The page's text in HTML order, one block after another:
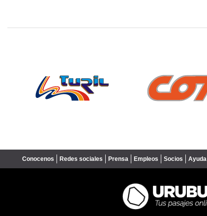
Conocenos Redes sociales Prensa Empleos Socios Ayuda